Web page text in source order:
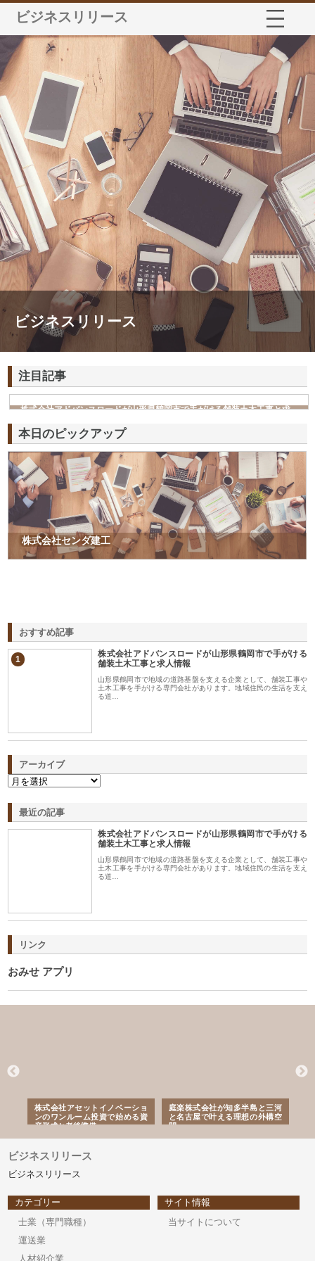
ビジネスリリース
ビジネスリリース
注目記事
株式会社アドバンスロードが山形県鶴岡市で手がける舗装土木工事と求
本日のピックアップ
株式会社センダ建工
おすすめ記事
1
株式会社アドバンスロードが山形県鶴岡市で手がける
舗装土木工事と求人情報
山形県鶴岡市で地域の道路基盤を支える企業として、舗装工事や
土木工事を手がける専門会社があります。地域住民の生活を支え
る道…
アーカイブ
最近の記事
株式会社アドバンスロードが山形県鶴岡市で手がける
舗装土木工事と求人情報
山形県鶴岡市で地域の道路基盤を支える企業として、舗装工事や
土木工事を手がける専門会社があります。地域住民の生活を支え
る道…
リンク
おみせ アプリ
株式会社アセットイノベーショ
ンのワンルーム投資で始める資
産形成と老後準備
庭楽株式会社が知多半島と三河
と名古屋で叶える理想の外構空
間
ビジネスリリース
ビジネスリリース
カテゴリー
士業（専門職種）
運送業
人材紹介業
サイト情報
当サイトについて